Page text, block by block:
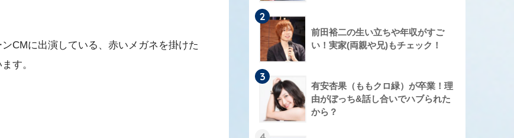
CMに出演している、赤いメガネを掛けた
す。
2
前田裕二の生い立ちや年収がすご
い！実家(両親や兄)もチェック！
3
有安杏果（ももクロ緑）が卒業！理
由がぼっち&話し合いでハブられた
から？